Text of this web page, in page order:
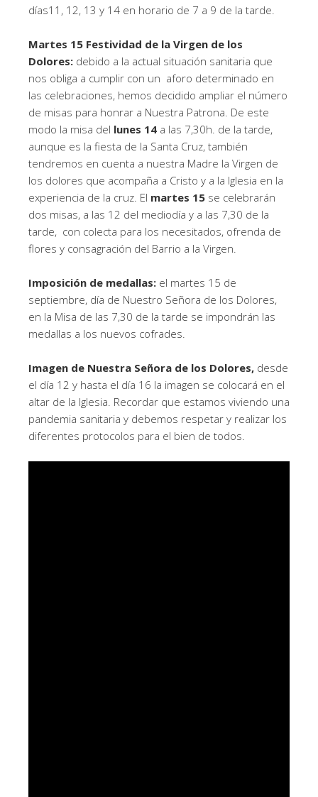
días11, 12, 13 y 14 en horario de 7 a 9 de la tarde.
Martes 15 Festividad de la Virgen de los
Dolores: debido a la actual situación sanitaria que
nos obliga a cumplir con un aforo determinado en
las celebraciones, hemos decidido ampliar el número
de misas para honrar a Nuestra Patrona. De este
modo la misa del lunes 14 a las 7,30h. de la tarde,
aunque es la fiesta de la Santa Cruz, también
tendremos en cuenta a nuestra Madre la Virgen de
los dolores que acompaña a Cristo y a la Iglesia en la
experiencia de la cruz. El martes 15 se celebrarán
dos misas, a las 12 del mediodía y a las 7,30 de la
tarde, con colecta para los necesitados, ofrenda de
flores y consagración del Barrio a la Virgen.
Imposición de medallas: el martes 15 de
septiembre, día de Nuestro Señora de los Dolores,
en la Misa de las 7,30 de la tarde se impondrán las
medallas a los nuevos cofrades.
Imagen de Nuestra Señora de los Dolores, desde
el día 12 y hasta el día 16 la imagen se colocará en el
altar de la Iglesia. Recordar que estamos viviendo una
pandemia sanitaria y debemos respetar y realizar los
diferentes protocolos para el bien de todos.